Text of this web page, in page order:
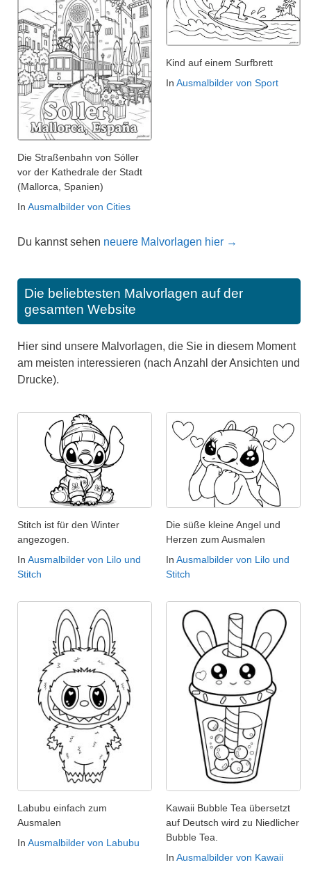
Die Straßenbahn von Sóller
vor der Kathedrale der Stadt
(Mallorca, Spanien)
In Ausmalbilder von Cities
Kind auf einem Surfbrett
In Ausmalbilder von Sport
Du kannst sehen neuere Malvorlagen hier →
Die beliebtesten Malvorlagen auf der
gesamten Website
Hier sind unsere Malvorlagen, die Sie in diesem Moment
am meisten interessieren (nach Anzahl der Ansichten und
Drucke).
Stitch ist für den Winter
angezogen.
In Ausmalbilder von Lilo und
Stitch
Die süße kleine Angel und
Herzen zum Ausmalen
In Ausmalbilder von Lilo und
Stitch
Labubu einfach zum
Ausmalen
In Ausmalbilder von Labubu
Kawaii Bubble Tea übersetzt
auf Deutsch wird zu Niedlicher
Bubble Tea.
In Ausmalbilder von Kawaii